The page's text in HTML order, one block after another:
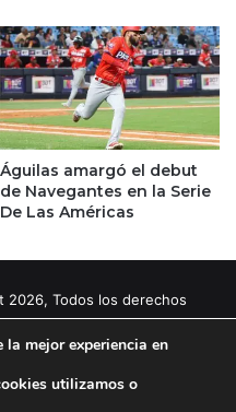
Águilas amargó el debut
de Navegantes en la Serie
De Las Américas
2026, Todos los derechos
por Caissa Agency
YouTubeInstagram
mejor experiencia en
utilizamos o